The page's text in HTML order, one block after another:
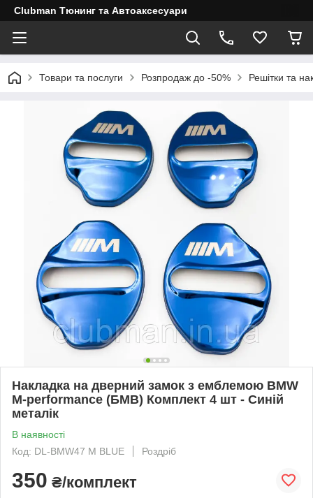
Clubman Тюнинг та Автоаксесуари
Товари та послуги Розпродаж до -50% Решітки та
Накладка на дверний замок з емблемою BMW
M-performance (БМВ) Комплект 4 шт - Синій
металік
В наявності
Код: DL-BMW47 M BLUE
Роздріб
350 ₴/комплект